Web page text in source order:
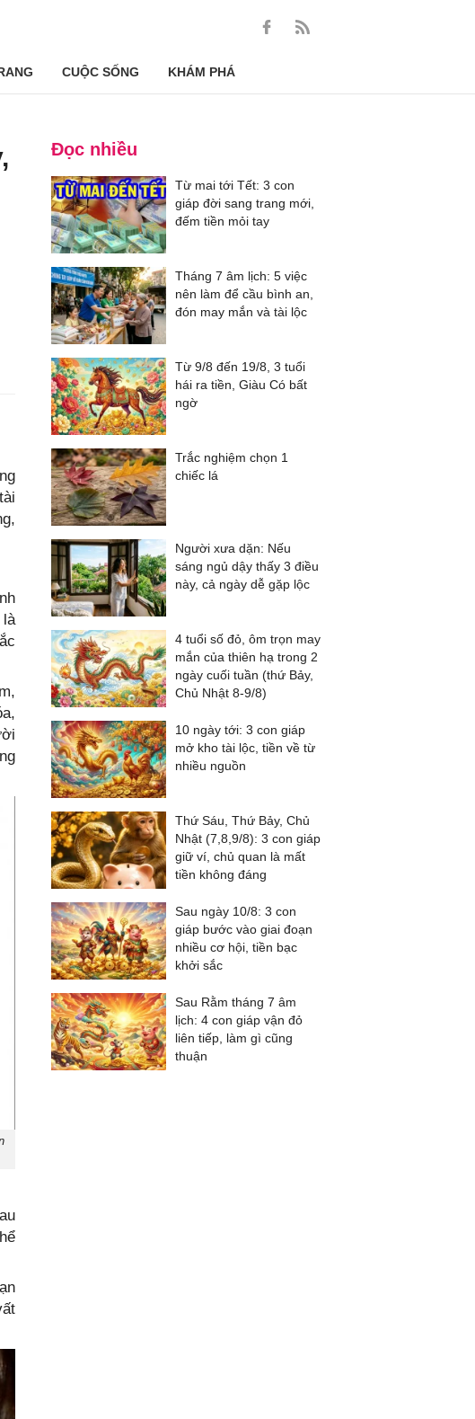
CUỘC SỐNG KHÁM PHÁ
Đọc nhiều
Từ mai tới Tết: 3 con
giáp đời sang trang mới,
đếm tiền mỏi tay
Tháng 7 âm lịch: 5 việc
nên làm để cầu bình an,
đón may mắn và tài lộc
Từ 9/8 đến 19/8, 3 tuổi
hái ra tiền, Giàu Có bất
ngờ
Trắc nghiệm chọn 1
chiếc lá
Người xưa dặn: Nếu
sáng ngủ dậy thấy 3 điều
này, cả ngày dễ gặp lộc
4 tuổi số đỏ, ôm trọn may
mắn của thiên hạ trong 2
ngày cuối tuần (thứ Bảy,
Chủ Nhật 8-9/8)
10 ngày tới: 3 con giáp
mở kho tài lộc, tiền về từ
nhiều nguồn
Thứ Sáu, Thứ Bảy, Chủ
Nhật (7,8,9/8): 3 con giáp
giữ ví, chủ quan là mất
tiền không đáng
Sau ngày 10/8: 3 con
giáp bước vào giai đoạn
nhiều cơ hội, tiền bạc
khởi sắc
Sau Rằm tháng 7 âm
lịch: 4 con giáp vận đỏ
liên tiếp, làm gì cũng
thuận